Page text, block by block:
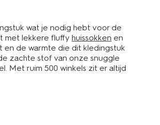
wat je nodig hebt voor de
met lekkere fluffy huissokken en
en de warmte die dit kledingstuk
zachte stof van onze snuggle
Met ruim 500 winkels zit er altijd